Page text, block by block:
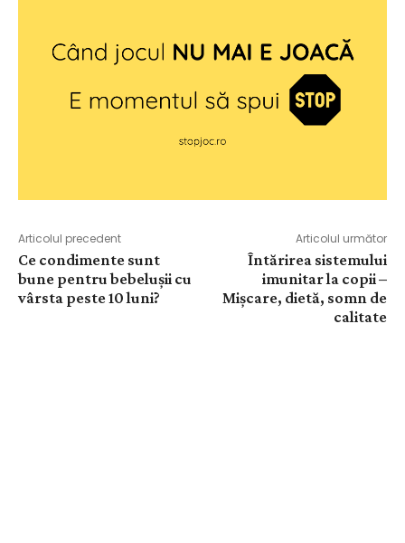
Articolul precedent
Ce condimente sunt
bune pentru bebelușii cu
vârsta peste 10 luni?
Articolul următor
Întărirea sistemului
imunitar la copii –
Mișcare, dietă, somn de
calitate